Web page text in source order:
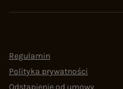
Regulamin
Polityka prywatności
Odstąpienie od umowy